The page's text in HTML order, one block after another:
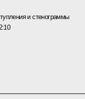
и стенограммы